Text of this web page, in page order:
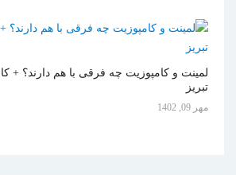
لمینت و کامپوزیت چه فرقی با هم دارند؟ +
تبریز
مهر 09, 1402